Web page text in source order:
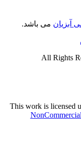
می باشد.
This work is